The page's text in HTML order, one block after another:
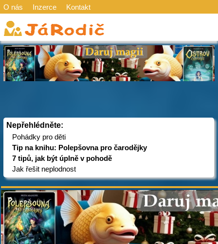
O nás Inzerce Kontakt
Nepřehlédněte:
Pohádky pro děti
Tip na knihu: Polepšovna pro čarodějky
7 tipů, jak být úplně v pohodě
Jak řešit neplodnost